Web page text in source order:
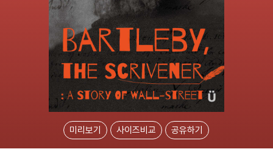
미리보기 사이즈비교 공유하기